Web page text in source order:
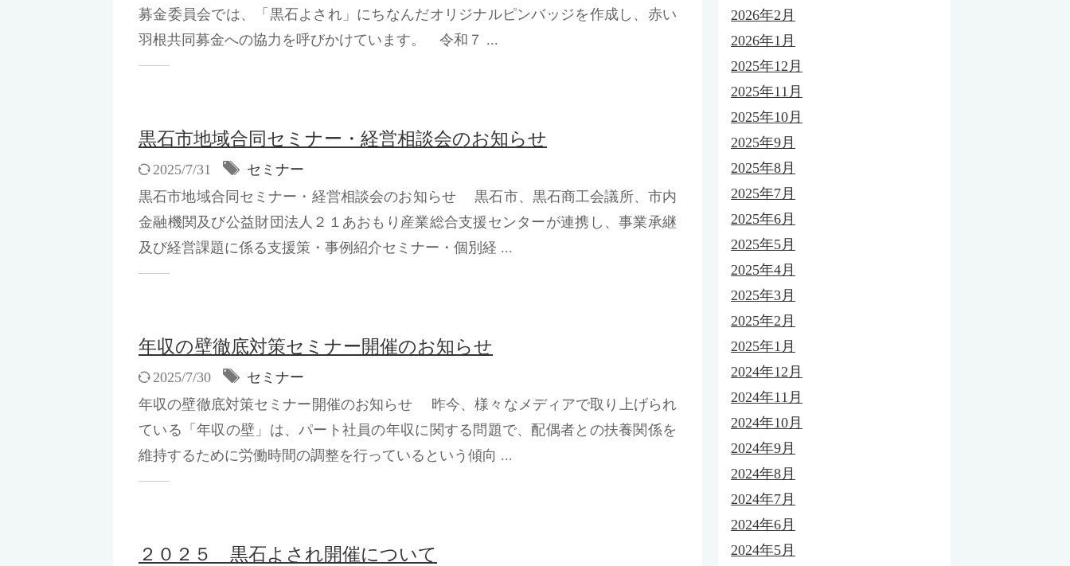
募金委員会では、「黒石よされ」にちなんだオリジナルピンバッジを作成し、赤い
羽根共同募金への協力を呼びかけています。 令和７ ...
黒石市地域合同セミナー・経営相談会のお知らせ
2025/7/31
セミナー
黒石市地域合同セミナー・経営相談会のお知らせ 黒石市、黒石商工会議所、市内
金融機関及び公益財団法人２１あおもり産業総合支援センターが連携し、事業承継
及び経営課題に係る支援策・事例紹介セミナー・個別経 ...
年収の壁徹底対策セミナー開催のお知らせ
2025/7/30
セミナー
年収の壁徹底対策セミナー開催のお知らせ 昨今、様々なメディアで取り上げられ
ている「年収の壁」は、パート社員の年収に関する問題で、配偶者との扶養関係を
維持するために労働時間の調整を行っているという傾向 ...
２０２５ 黒石よされ開催について
2026年2月
2026年1月
2025年12月
2025年11月
2025年10月
2025年9月
2025年8月
2025年7月
2025年6月
2025年5月
2025年4月
2025年3月
2025年2月
2025年1月
2024年12月
2024年11月
2024年10月
2024年9月
2024年8月
2024年7月
2024年6月
2024年5月